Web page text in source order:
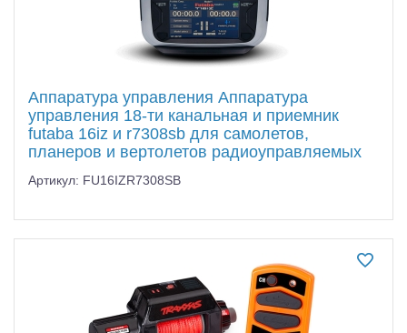
Аккумуляторы и батарейки
Зарядные устройства и блоки питания
Двигатели
Технические жидкости
Инструмент,измерительные приборы,расходники
Оптовая продажа запчастей для моделей
Аппаратура управления Аппаратура
управления 18-ти канальная и приемник
futaba 16iz и r7308sb для самолетов,
планеров и вертолетов радиоуправляемых
Артикул: FU16IZR7308SB